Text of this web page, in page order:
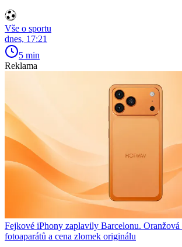
Vše o sportu
dnes, 17:21
5 min
Reklama
Fejkové iPhony zaplavily Barcelonu.
fotoaparátů a cena zlomek originálu